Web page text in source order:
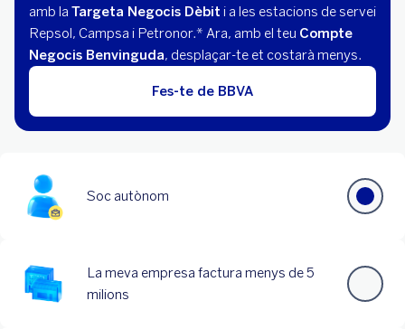
amb la Targeta Negocis Dèbit i a les estacions de servei
Repsol, Campsa i Petronor.* Ara, amb el teu Compte
Negocis Benvinguda, desplaçar-te et costarà menys.
Fes-te de BBVA